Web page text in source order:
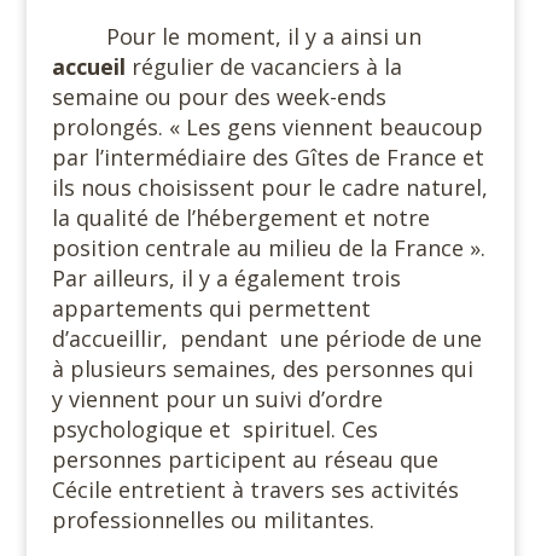
Pour le moment, il y a ainsi un
accueil régulier de vacanciers à la
semaine ou pour des week-ends
prolongés. « Les gens viennent beaucoup
par l’intermédiaire des Gîtes de France et
ils nous choisissent pour le cadre naturel,
la qualité de l’hébergement et notre
position centrale au milieu de la France ».
Par ailleurs, il y a également trois
appartements qui permettent
d’accueillir, pendant une période de une
à plusieurs semaines, des personnes qui
y viennent pour un suivi d’ordre
psychologique et spirituel. Ces
personnes participent au réseau que
Cécile entretient à travers ses activités
professionnelles ou militantes.